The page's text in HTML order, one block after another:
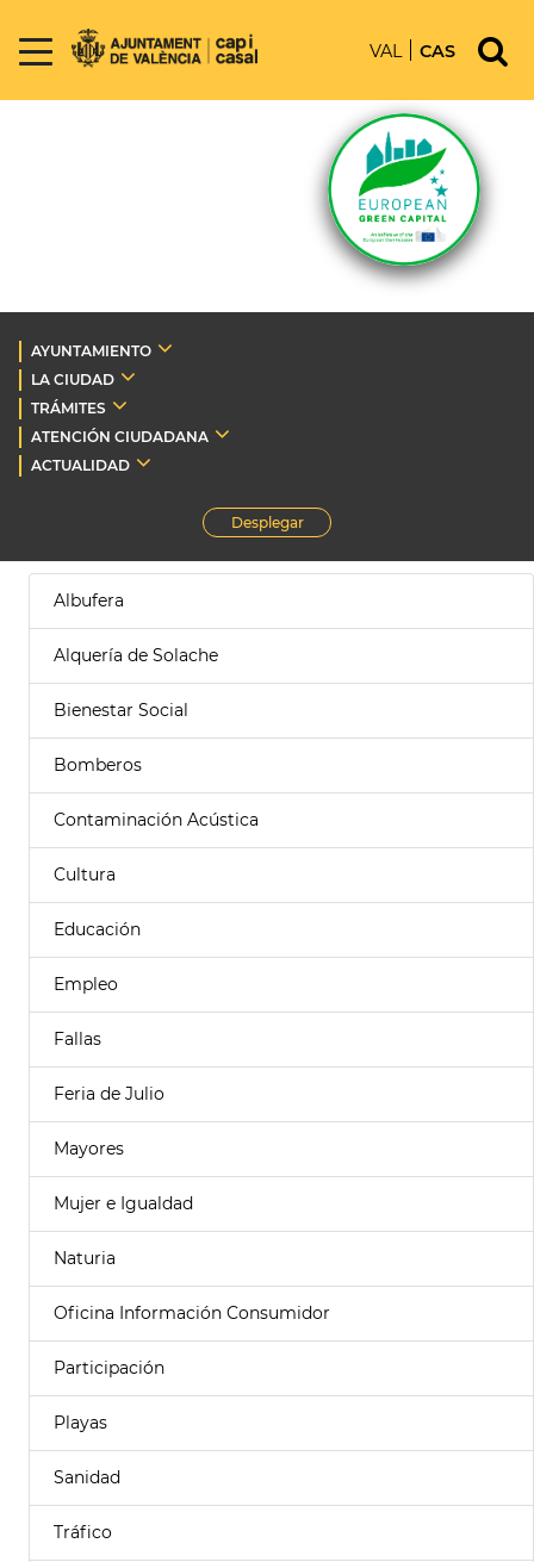
VAL CAS
AYUNTAMIENTO
LA CIUDAD
TRÁMITES
ATENCIÓN CIUDADANA
ACTUALIDAD
Desplegar
Albufera
Alquería de Solache
Bienestar Social
Bomberos
Contaminación Acústica
Cultura
Educación
Empleo
Fallas
Feria de Julio
Mayores
Mujer e Igualdad
Naturia
Oficina Información Consumidor
Participación
Playas
Sanidad
Tráfico